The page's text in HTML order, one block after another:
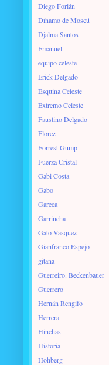
Diego Forlán
Dínamo de Moscú
Djalma Santos
Emanuel
equipo celeste
Erick Delgado
Esquina Celeste
Extremo Celeste
Faustino Delgado
Florez
Forrest Gump
Fuerza Cristal
Gabi Costa
Gabo
Gareca
Garrincha
Gato Vasquez
Gianfranco Espejo
gitana
Guerreiro. Beckenbauer
Guerrero
Hernán Rengifo
Herrera
Hinchas
Historia
Hohberg